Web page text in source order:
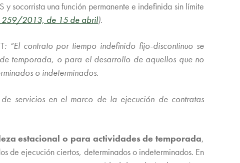
socorrista una función permanente e indefinida sin límite
259/2013, de 15 de abril).
: “El contrato por tiempo indefinido fijo-discontinuo se
temporada, o para el desarrollo de aquellos que no
o indeterminados.
servicios en el marco de la ejecución de contratas
estacional o para actividades de temporada,
de ejecución ciertos, determinados o indeterminados. En